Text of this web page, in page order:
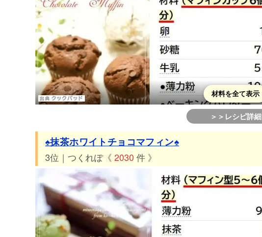
材料を全て表示
＞＞レシピ詳細
♠抹茶ホワイトチョコマフィン♠
3位｜つくれぽ《 2030 件 》